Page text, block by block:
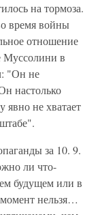
на тормоза.
время войны
отношение
Муссолини в
"Он не
настолько
явно не хватает
за 10. 9.
ли что-
будущем или в
нельзя…